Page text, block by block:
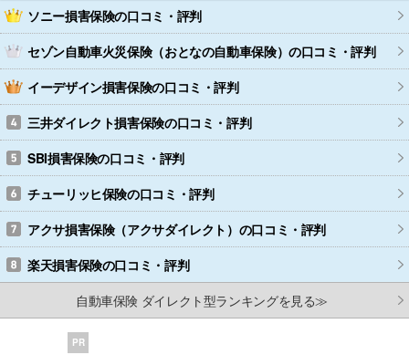
ソニー損害保険の口コミ・評判
セゾン自動車火災保険（おとなの自動車保険）の口コミ・評判
イーデザイン損害保険の口コミ・評判
三井ダイレクト損害保険の口コミ・評判
SBI損害保険の口コミ・評判
チューリッヒ保険の口コミ・評判
アクサ損害保険（アクサダイレクト） の口コミ・評判
楽天損害保険の口コミ・評判
自動車保険 ダイレクト型ランキングを見る≫
PR